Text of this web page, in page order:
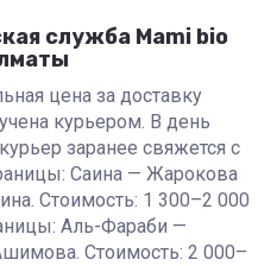
служба Mami bio
цена за доставку
курьером. В день
заранее свяжется с
Саина — Жарокова
Стоимость: 1 300–2 000
Аль-Фараби —
Стоимость: 2 000–